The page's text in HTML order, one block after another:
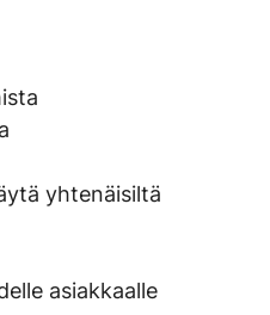
yhtenäisiltä
asiakkaalle